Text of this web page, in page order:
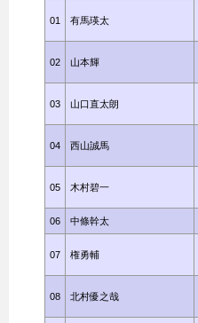
01 有馬瑛太
02 山本輝
03 山口直太朗
04 西山誠馬
05 木村碧一
06 中條幹太
07 権勇輔
08 北村優之哉